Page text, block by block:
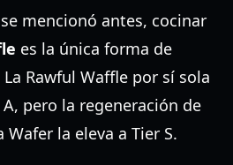
mencionó antes, cocinar
es la única forma de
Rawful Waffle por sí sola
pero la regeneración de
Wafer la eleva a Tier S.